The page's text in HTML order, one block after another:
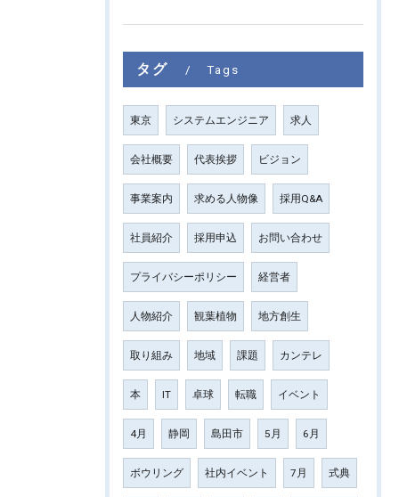
タグ Tags
東京 システムエンジニア 求人
会社概要 代表挨拶 ビジョン
事業案内 求める人物像 採用Q&A
社員紹介 採用申込 お問い合わせ
プライバシーポリシー 経営者
人物紹介 観葉植物 地方創生
取り組み 地域 課題 カンテレ
本 IT 卓球 転職 イベント
4月 静岡 島田市 5月 6月
ボウリング 社内イベント 7月 式典